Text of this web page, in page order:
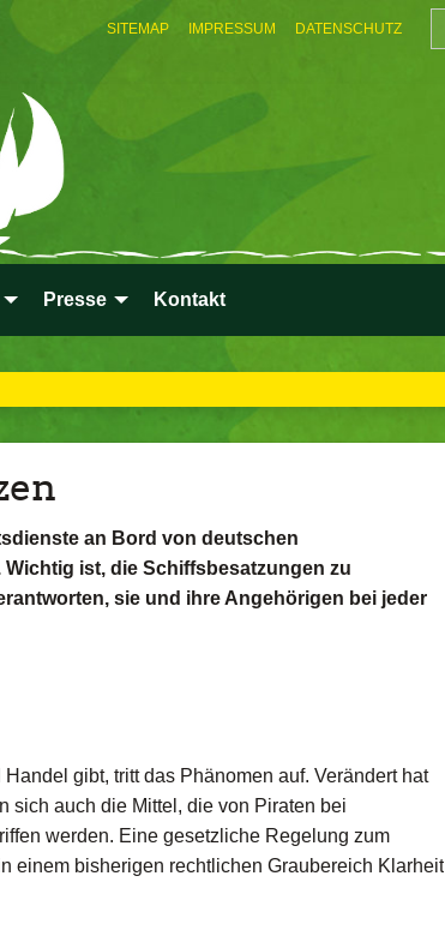
SITEMAP IMPRESSUM DATENSCHUTZ
Presse Kontakt
an Bord von deutschen
ist, die Schiffsbesatzungen zu
sie und ihre Angehörigen bei jeder
gibt, tritt das Phänomen auf. Verändert hat
sich auch die Mittel, die von Piraten bei
werden. Eine gesetzliche Regelung zum
einem bisherigen rechtlichen Graubereich Klarheit